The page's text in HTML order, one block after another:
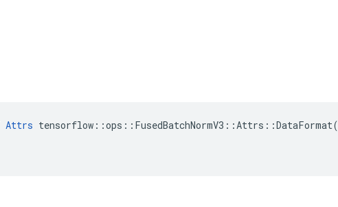
Attrs tensorflow::ops::FusedBatchNormV3::Attrs::DataFormat(